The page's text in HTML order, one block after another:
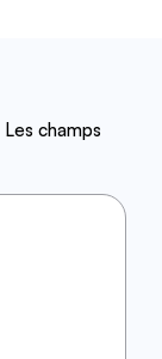
Les champs